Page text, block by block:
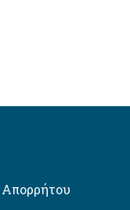
Απορρήτου